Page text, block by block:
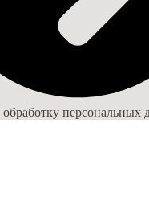
обработку персональных